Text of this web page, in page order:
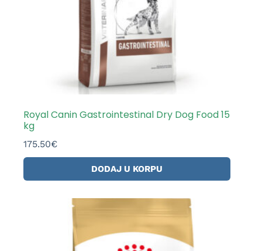
Royal Canin Gastrointestinal Dry Dog Food 15
kg
175.50€
DODAJ U KORPU